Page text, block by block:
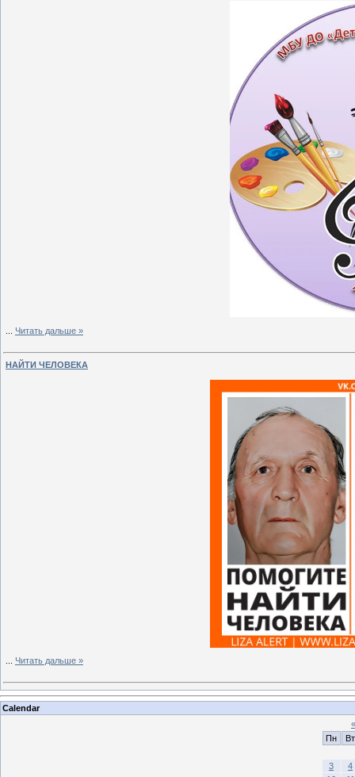
Читать дальше »
НАЙТИ ЧЕЛОВЕКА
Читать дальше »
Calendar
«
Пн
Вт
3
4